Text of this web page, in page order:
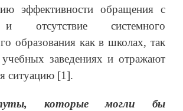
эффективности обращения с
отсутствие системного
образования как в школах, так
заведениях и отражают
ситуацию [1].
которые могли бы